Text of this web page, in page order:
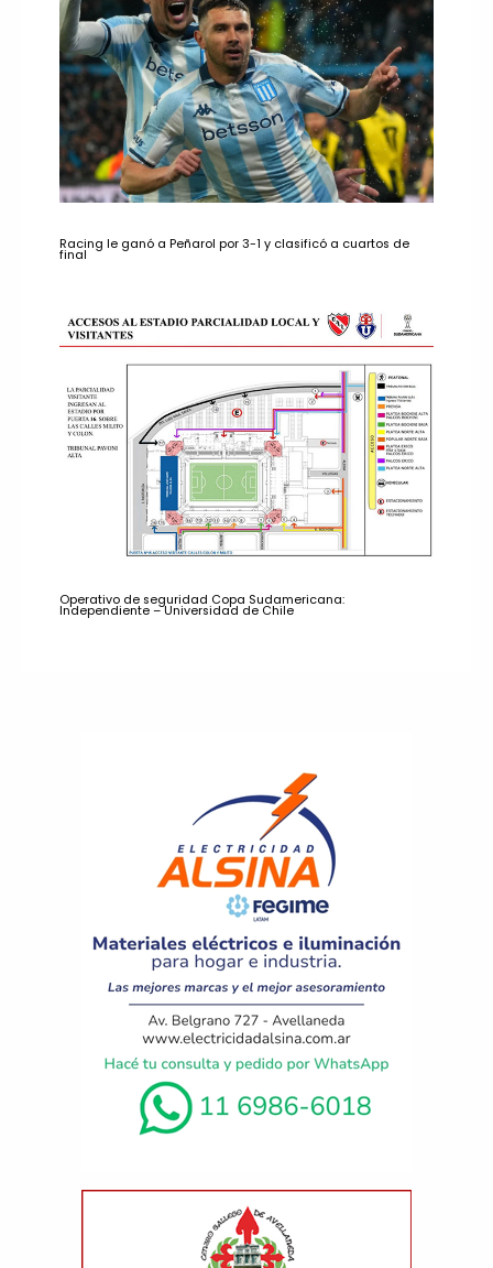
Racing le ganó a Peñarol por 3-1 y clasificó a cuartos de
final
Operativo de seguridad Copa Sudamericana:
Independiente – Universidad de Chile